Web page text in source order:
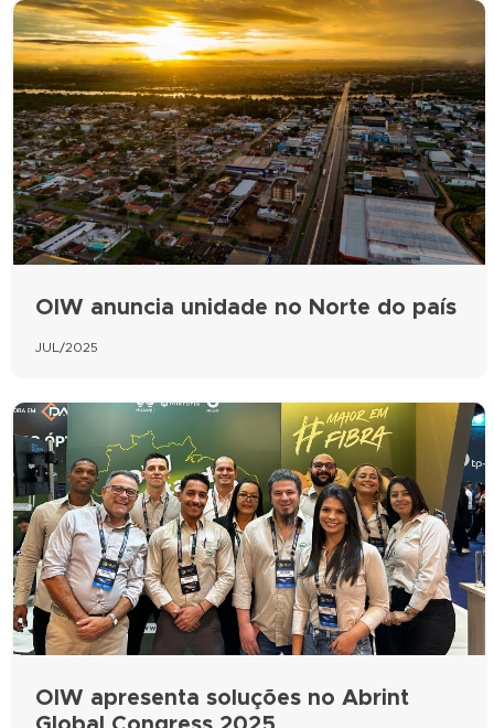
OIW anuncia unidade no Norte do país
JUL/2025
OIW apresenta soluções no Abrint